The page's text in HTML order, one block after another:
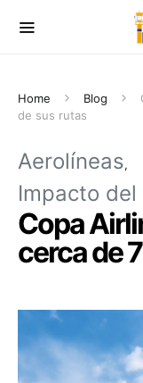
Home Blog
de sus rutas
Aerolíneas
Impacto
Copa
cerca de